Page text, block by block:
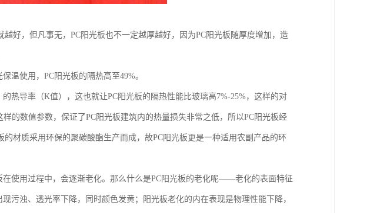
好，但凡事无，PC阳光板也不一定越厚越好，因为PC阳光板随厚度增加，造
温使用，PC阳光板的隔热高至49%。
热导率（K值），这也就让PC阳光板的隔热性能比玻璃高7%-25%，这样的对
的数值参数，保证了PC阳光板建筑内的热量损失非常之低，所以PC阳光板经
材质采用环保的聚碳酸酯生产而成，故PC阳光板更是一种适用农副产品的环
使用过程中，会逐渐老化。那么什么是PC阳光板的老化呢——老化的表面特征
污浊、透光率下降，同时颜色发黄；阳光板老化的内在表现是物理性能下降，